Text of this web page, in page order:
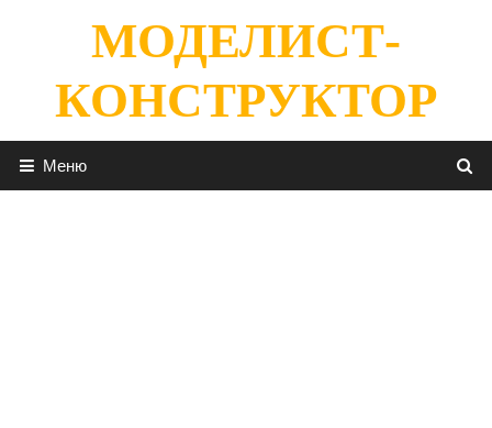
содержимомуМОДЕЛИСТ-
КОНСТРУКТОР
Меню